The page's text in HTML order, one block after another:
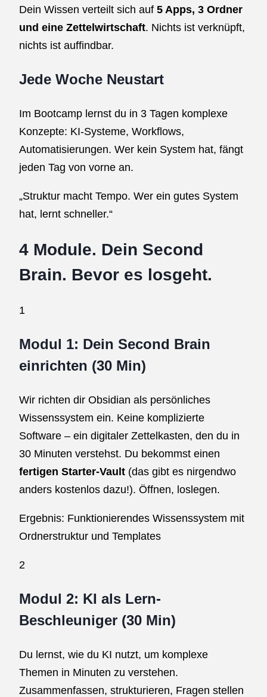
Dein Wissen verteilt sich auf 5 Apps, 3 Ordner
und eine Zettelwirtschaft. Nichts ist verknüpft,
nichts ist auffindbar.
Jede Woche Neustart
Im Bootcamp lernst du in 3 Tagen komplexe
Konzepte: KI-Systeme, Workflows,
Automatisierungen. Wer kein System hat, fängt
jeden Tag von vorne an.
„Struktur macht Tempo. Wer ein gutes System
hat, lernt schneller.“
4 Module. Dein Second
Brain. Bevor es losgeht.
1
Modul 1: Dein Second Brain
einrichten (30 Min)
Wir richten dir Obsidian als persönliches
Wissenssystem ein. Keine komplizierte
Software – ein digitaler Zettelkasten, den du in
30 Minuten verstehst. Du bekommst einen
fertigen Starter-Vault (das gibt es nirgendwo
anders kostenlos dazu!). Öffnen, loslegen.
Ergebnis: Funktionierendes Wissenssystem mit
Ordnerstruktur und Templates
2
Modul 2: KI als Lern-
Beschleuniger (30 Min)
Du lernst, wie du KI nutzt, um komplexe
Themen in Minuten zu verstehen.
Zusammenfassen, strukturieren, Fragen stellen